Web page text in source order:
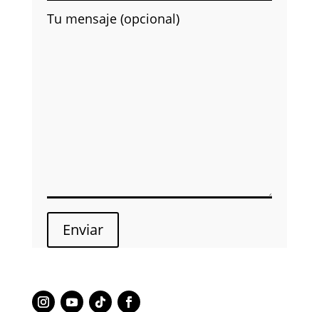
Tu mensaje (opcional)
Enviar